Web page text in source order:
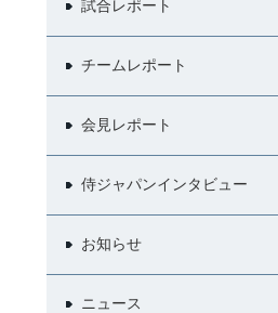
試合レポート
チームレポート
会見レポート
侍ジャパンインタビュー
お知らせ
ニュース